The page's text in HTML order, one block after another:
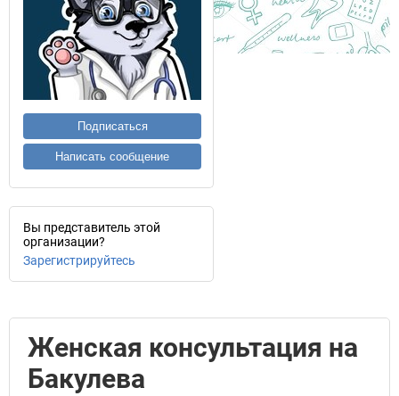
Подписаться
Написать сообщение
Вы представитель этой
организации?
Зарегистрируйтесь
Женская консультация на
Бакулева